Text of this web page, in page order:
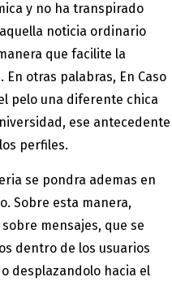
y no ha transpirado
noticia ordinario
que facilite la
otras palabras, En Caso
pelo una diferente chica
ese antecedente
perfiles.
se pondra ademas en
Sobre esta manera,
mensajes, que se
dentro de los usuarios
desplazandolo hacia el